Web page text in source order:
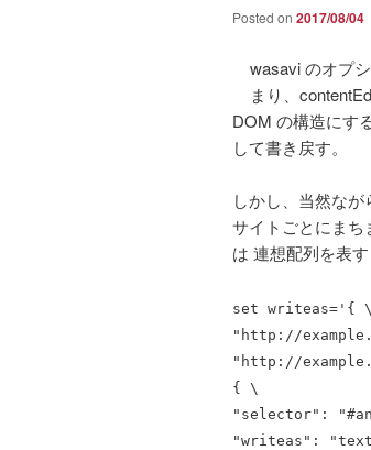
Posted on2017/08/04
wasavi のオプ
まり、
DOM の構造にす
して書き戻す。
しかし、当然な
サイトごとにまち
は 連想配列を表
set writeas='{ \
"http://
"http://
{ \
"selector":
"writeas":